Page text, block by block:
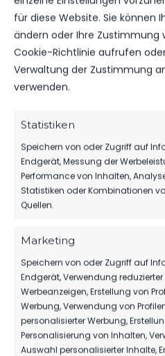
für diese Website. Sie können
ändern oder Ihre Zustimmung
Cookie-Richtlinie aufrufen
Verwaltung der Zustimmung
verwenden.
Statistiken
Speichern von oder Zugriff auf
Endgerät, Messung der
Performance von Inhalten,
Statistiken oder Kombinationen
Quellen.
Marketing
Speichern von oder Zugriff auf
Endgerät, Verwendung
Werbeanzeigen, Erstellung von
Werbung, Verwendung von
personalisierter Werbung,
Personalisierung von Inhalten,
Auswahl personalisierter Inhalte,
15.06. – 16.06.24
WEITERE MELDUNGEN
AUCH
1.MÄNNER
SPONSOREN
MBS VERLÄNGERT
BEIM FSV